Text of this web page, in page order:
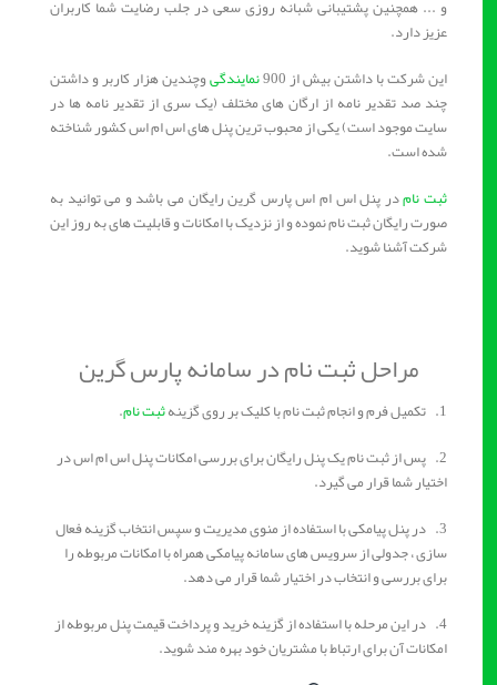
و ... همچنین پشتیبانی شبانه روزی سعی در جلب رضایت شما کاربران
عزیز دارد.
این شرکت با داشتن بیش از 900
نمایندگیوچندین هزار کاربر و داشتن
چند صد تقدیر نامه از ارگان های مختلف (یک سری از تقدیر نامه ها در
سایت موجود است) یکی از محبوب ترین پنل های اس ام اس کشور شناخته
شده است.
ثبت نامدر پنل اس ام اس پارس گرین رایگان می باشد و می توانید به
صورت رایگان ثبت نام نموده و از نزدیک با امکانات و قابلیت های به روز این
شرکت آشنا شوید.
مراحل ثبت نام در سامانه پارس گرین
ثبت نام.
2. پس از ثبت نام یک پنل رایگان برای بررسی امکانات پنل اس ام اس در
اختیار شما قرار می گیرد.
3. در پنل پیامکی با استفاده از منوی مدیریت و سپس انتخاب گزینه فعال
سازی ، جدولی از سرویس های سامانه پیامکی همراه با امکانات مربوطه را
برای بررسی و انتخاب در اختیار شما قرار می دهد.
4. در این مرحله با استفاده از گزینه خرید و پرداخت قیمت پنل مربوطه از
امکانات آن برای ارتباط با مشتریان خود بهره مند شوید.